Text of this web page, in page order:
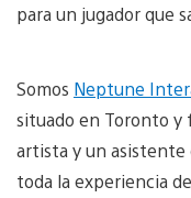
para un jugador que
Somos Neptune
situado en Toronto y
artista y un asistente
toda la experiencia